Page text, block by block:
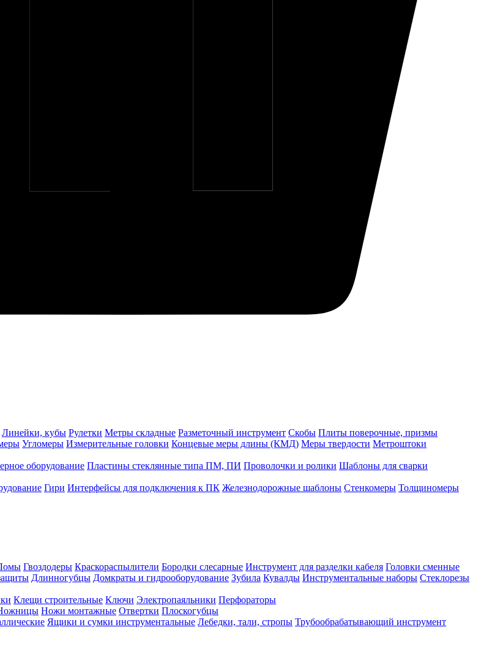
Линейки, кубы Рулетки Метры складные Разметочный инструмент Скобы Плиты поверочные, призмы
Угломеры Измерительные головки Концевые меры длины (КМД) Меры твердости Метроштоки
оборудование Пластины стеклянные типа ПМ, ПИ Проволочки и ролики Шаблоны для сварки
Гири Интерфейсы для подключения к ПК Железнодорожные шаблоны Стенкомеры Толщиномеры
Гвоздодеры Краскораспылители Бородки слесарные Инструмент для разделки кабеля Головки сменные
Длинногубцы Домкраты и гидрооборудование Зубила Кувалды Инструментальные наборы Стеклорезы
Клещи строительные Ключи Электропаяльники Перфораторы
Ножи монтажные Отвертки Плоскогубцы
Ящики и сумки инструментальные Лебедки, тали, стропы Трубообрабатывающий инструмент